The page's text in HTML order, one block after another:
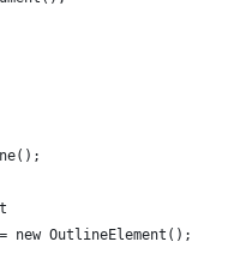
new OutlineElement();